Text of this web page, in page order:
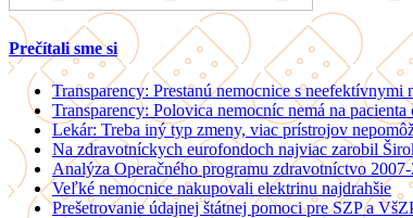
Prečítali sme si
Transparency: Prestanú nemocnice s neefektívnymi
Transparency: Polovica nemocníc nemá na pacienta
Lekár: Treba iný typ zmeny, viac prístrojov
Na zdravotníckych eurofondoch najviac zarobil
Analýza Operačného programu zdravotníctvo
Veľké nemocnice nakupovali elektrinu najdrahšie
Prešetrovanie údajnej štátnej pomoci pre SZP a